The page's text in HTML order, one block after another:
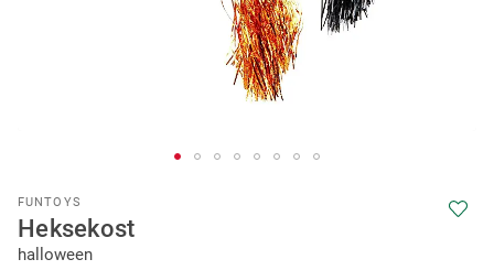
FUNTOYS
Heksekost
halloween
to
the
beginning